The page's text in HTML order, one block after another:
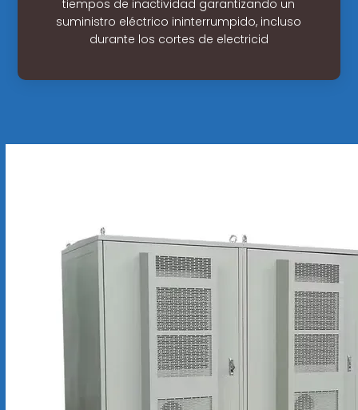
tiempos de inactividad garantizando un
suministro eléctrico ininterrumpido, incluso
durante los cortes de electricid